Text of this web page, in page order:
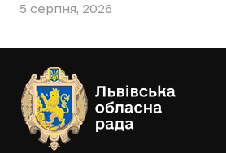
5 серпня, 2026